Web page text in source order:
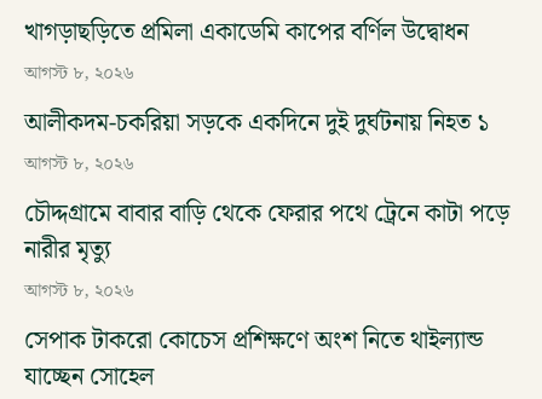
খাগড়াছড়িতে প্রমিলা একাডেমি কাপের বর্ণিল উদ্বোধন
আগস্ট ৮, ২০২৬
আলীকদম-চকরিয়া সড়কে একদিনে দুই দুর্ঘটনায় নিহত ১
আগস্ট ৮, ২০২৬
চৌদ্দগ্রামে বাবার বাড়ি থেকে ফেরার পথে ট্রেনে কাটা পড়ে
নারীর মৃত্যু
আগস্ট ৮, ২০২৬
সেপাক টাকরো কোচেস প্রশিক্ষণে অংশ নিতে থাইল্যান্ড
যাচ্ছেন সোহেল